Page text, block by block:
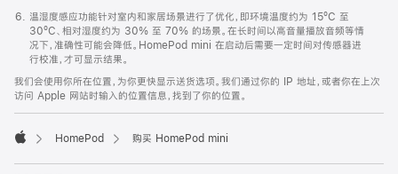
温湿度感应功能针对室内和家居场景进行了优化，即环境温度约为 15ºC 至
30ºC、相对湿度约为 30% 至 70% 的场景。在长时间以高音量播放音频等情
况下，准确性可能会降低。HomePod mini 在启动后需要一定时间对传感器进
行校准，才可显示结果。
我们会使用你所在位置，为你更快显示送货选项。我们通过你的 IP 地址，或者你在上次
访问 Apple 网站时输入的位置信息，找到了你的位置。
HomePod 购买 HomePod mini